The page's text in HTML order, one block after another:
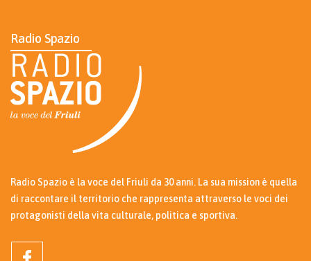
Radio Spazio
Radio Spazio è la voce del Friuli da 30 anni. La sua mission è quella
di raccontare il territorio che rappresenta attraverso le voci dei
protagonisti della vita culturale, politica e sportiva.